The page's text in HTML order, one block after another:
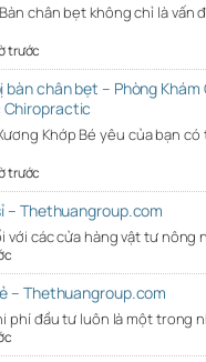
chân bẹt không chỉ là vấn
trước
bàn chân bẹt – Phòng Khám
Chiropractic
Khớp Bé yêu của bạn có
trước
– Thethuangroup.com
với các cửa hàng vật tư nông
– Thethuangroup.com
phí đầu tư luôn là một trong